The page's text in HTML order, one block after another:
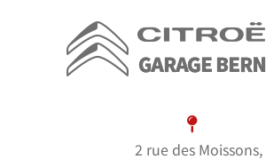
2 rue des Moissons,